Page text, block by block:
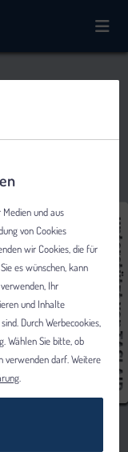
und aus
von Cookies
wir Cookies, die für
es wünschen, kann
Ihr
und Inhalte
Durch Werbecookies,
Wählen Sie bitte, ob
verwenden darf. Weitere